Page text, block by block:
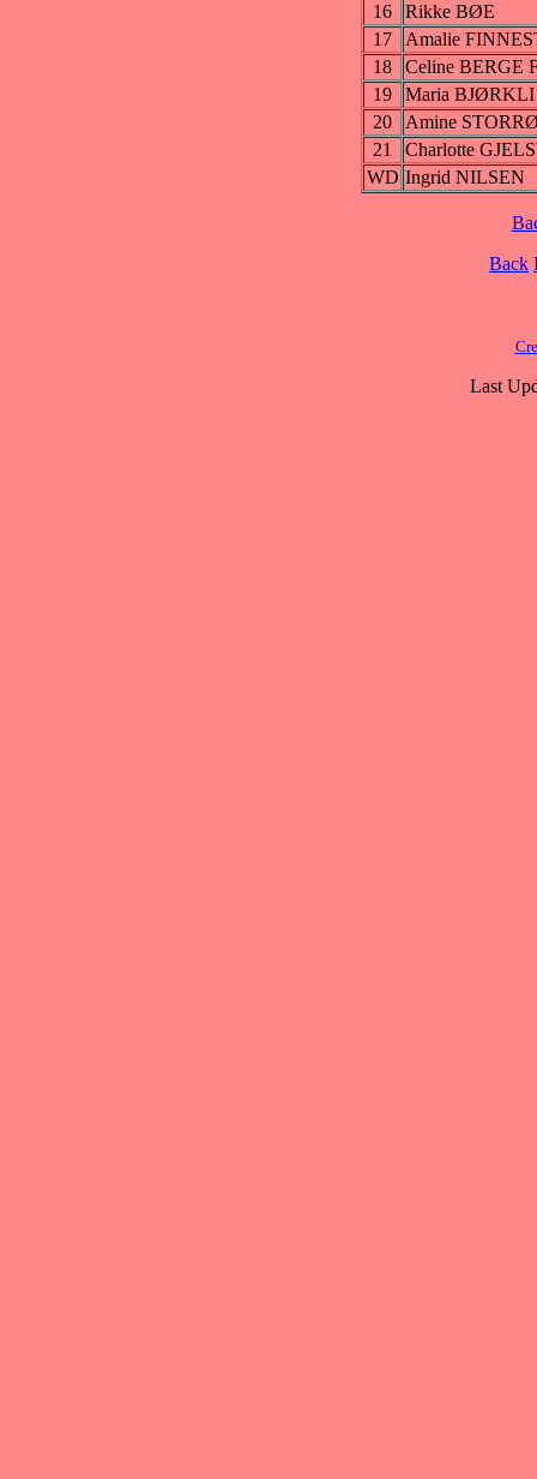
16
Rikke BØE
17
Amalie
18
Celine BERGE
19
Maria BJØRKLI
20
Amine
21
Charlotte
WD Ingrid NILSEN
Back
Last